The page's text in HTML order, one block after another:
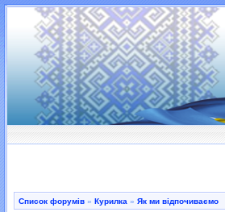
Список форумів » Курилка » Як ми відпочиваємо